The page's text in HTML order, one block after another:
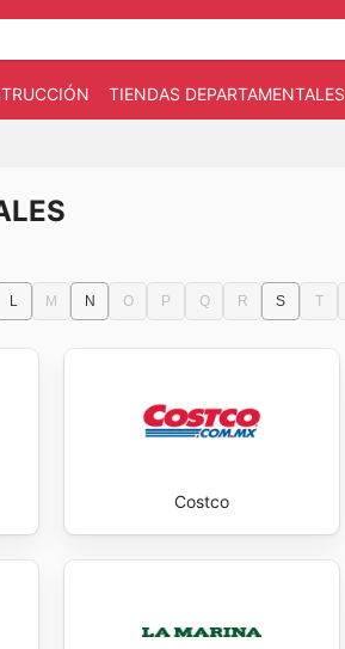
TIENDAS DEPARTAMENTALES
L M N O P Q R S T
Costco